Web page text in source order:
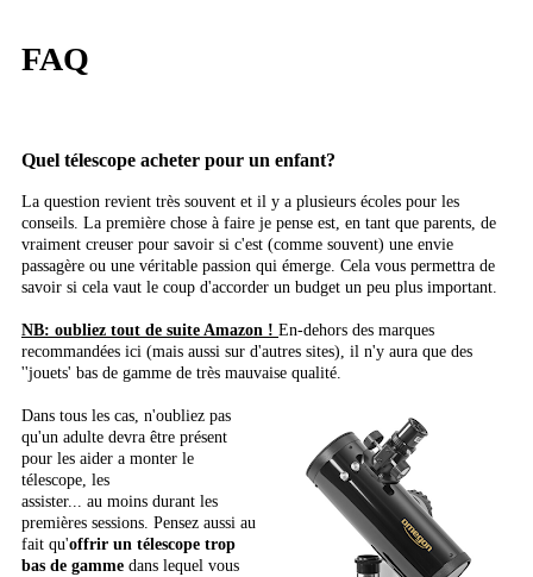
FAQ
Quel télescope acheter pour un enfant?
La question revient très souvent et il y a plusieurs écoles pour les
conseils. La première chose à faire je pense est, en tant que parents, de
vraiment creuser pour savoir si c'est (comme souvent) une envie
passagère ou une véritable passion qui émerge. Cela vous permettra de
savoir si cela vaut le coup d'accorder un budget un peu plus important.
NB: oubliez tout de suite Amazon ! En-dehors des marques
recommandées ici (mais aussi sur d'autres sites), il n'y aura que des
''jouets' bas de gamme de très mauvaise qualité.
Dans tous les cas, n'oubliez pas
qu'un adulte devra être présent
pour les aider a monter le
télescope, les
assister... au moins durant les
premières sessions. Pensez aussi au
fait qu'offrir un télescope trop
bas de gamme dans lequel vous